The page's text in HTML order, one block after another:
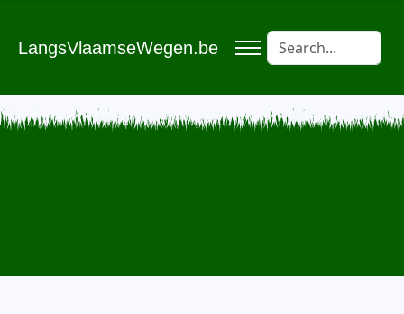
LangsVlaamseWegen.be